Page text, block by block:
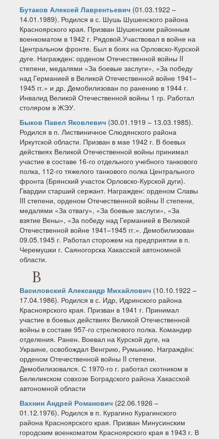
Бутаков Алексей Лаврентьевич (01.03.1922 –
14.01.1989). Родился в с. Шушь Шушенского района
Красноярского края. Призван Шушенским районным
военкоматом в 1942 г. Рядовой.Участвовал в войне на
Центральном фронте. Был в боях на Орловско-Курской
дуге. Награжден: орденом Отечественной войны II
степени, медалями «За боевые заслуги», «За победу
над Германией в Великой Отечественной войне 1941–
1945 гг.» и др. Демобилизован по ранению в 1944 г.
Инвалид Великой Отечественной войны 1 гр. Работал
столяром в ЖЭУ.
Быков Павел Яковлевич (30.01.1919 – 13.03.1985).
Родился в п. Листвиничное Слюдянского района
Иркутской области. Призван в мае 1942 г. В боевых
действиях Великой Отечественной войны принимал
участие в составе 16-го отдельного учебного танкового
полка, 112-го тяжелого танкового полка Центрального
фронта (Брянский участок Орловско-Курской дуги).
Гвардии старший сержант. Награжден: орденом Славы
III степени, орденом Отечественной войны II степени,
медалями «За отвагу», «За боевые заслуги», «За
взятие Вены», «За победу над Германией в Великой
Отечественной войне 1941–1945 гг.». Демобилизован
09.05.1945 г. Работал сторожем на предприятии в п.
Черемушки г. Саяногорска Хакасской автономной
области.
В
Василовский Александр Михайлович (10.10.1922 –
17.04.1986). Родился в с. Идр, Идринского района
Красноярского края. Призван в 1941 г. Принимал
участие в боевых действиях Великой Отечественной
войны в составе 957-го стрелкового полка. Командир
отделения. Ранен. Воевал на Курской дуге, на
Украине, освобождал Венгрию, Румынию. Награждён:
орденом Отечественной войны II степени.
Демобилизовался. С 1970-го г. работал скотником в
Белеликском совхозе Боградского района Хакасской
автономной области
Вахнин Андрей Романович (22.06.1926 –
01.12.1976). Родился в п. Курагино Курагинского
района Красноярского края. Призван Минусинским
городским военкоматом Красноярского края в 1943 г. В